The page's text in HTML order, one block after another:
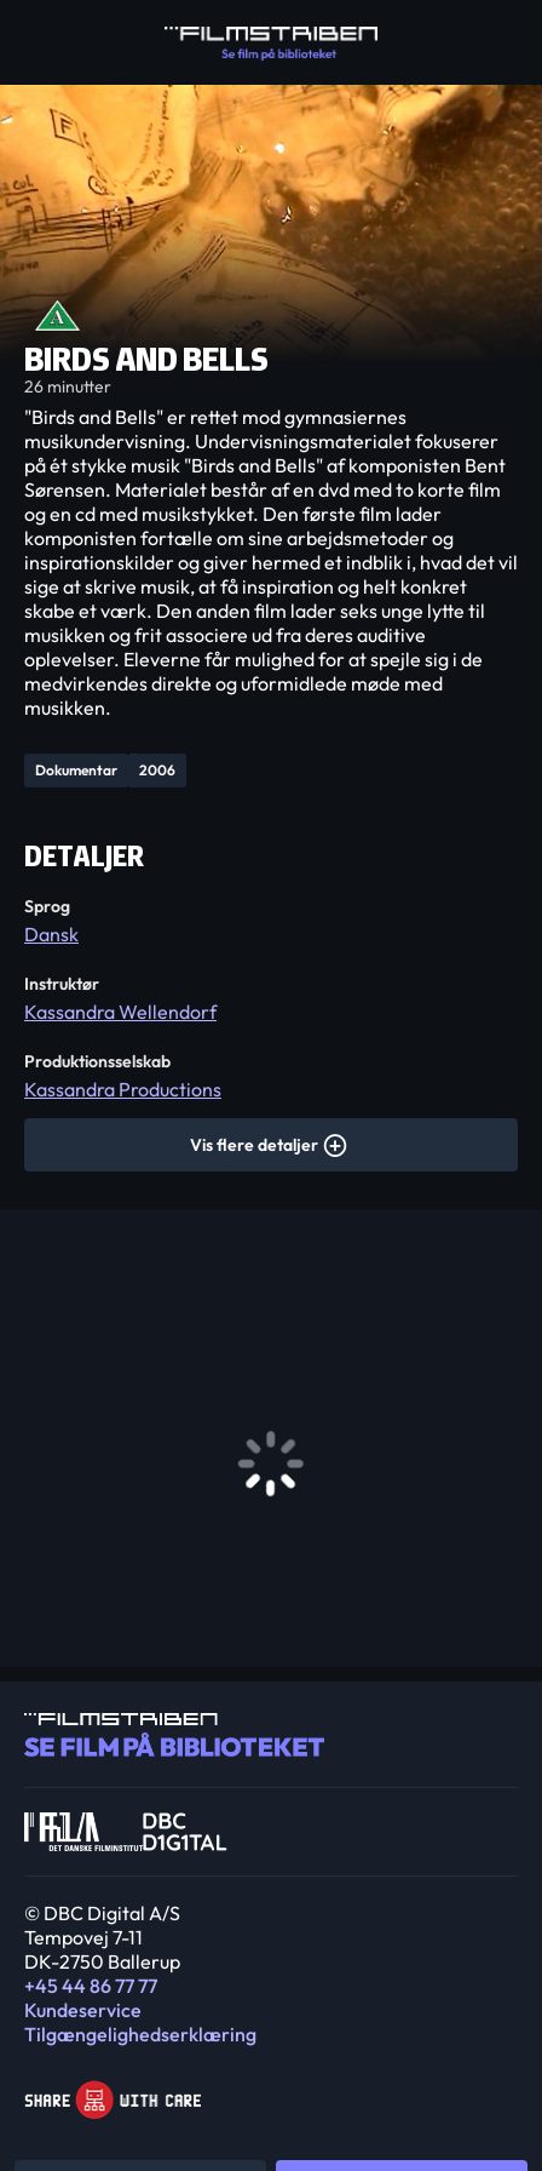
BIRDS AND BELLS
26 minutter
Dokumentar 2006
"Birds and Bells" er rettet mod gymnasiernes
musikundervisning. Undervisningsmaterialet fokuserer
på ét stykke musik "Birds and Bells" af komponisten Bent
Sørensen. Materialet består af en dvd med to korte film
og en cd med musikstykket. Den første film lader
komponisten fortælle om sine arbejdsmetoder og
inspirationskilder og giver hermed et indblik i, hvad det vil
sige at skrive musik, at få inspiration og helt konkret
skabe et værk. Den anden film lader seks unge lytte til
musikken og frit associere ud fra deres auditive
oplevelser. Eleverne får mulighed for at spejle sig i de
medvirkendes direkte og uformidlede møde med
musikken.
DETALJER
Sprog
Dansk
Instruktør
Kassandra Wellendorf
Produktionsselskab
Kassandra Productions
Vis flere detaljer
© DBC Digital A/S
Tempovej 7-11
DK-2750 Ballerup
+45 44 86 77 77
Kundeservice
Tilgængelighedserklæring